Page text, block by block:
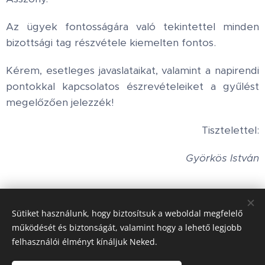
Az ügyek fontosságára való tekintettel minden
bizottsági tag részvétele kiemelten fontos.
Kérem, esetleges javaslataikat, valamint a napirendi
pontokkal kapcsolatos észrevételeiket a gyűlést
megelőzően jelezzék!
Tisztelettel:
Györkös István
Sütiket használunk, hogy biztosítsuk a weboldal megfelelő
működését és biztonságát, valamint hogy a lehető legjobb
felhasználói élményt kínáljuk Neked.